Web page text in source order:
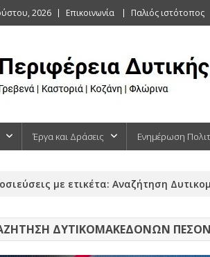
2026 Επικοινωνία Παλιός ιστότοπος
Έργα και Δράσεις Ενημέρωση
με ετικέτα: Αναζήτηση
ΔΥΤΙΚΟΜΑΚΕΔΌΝΩΝ